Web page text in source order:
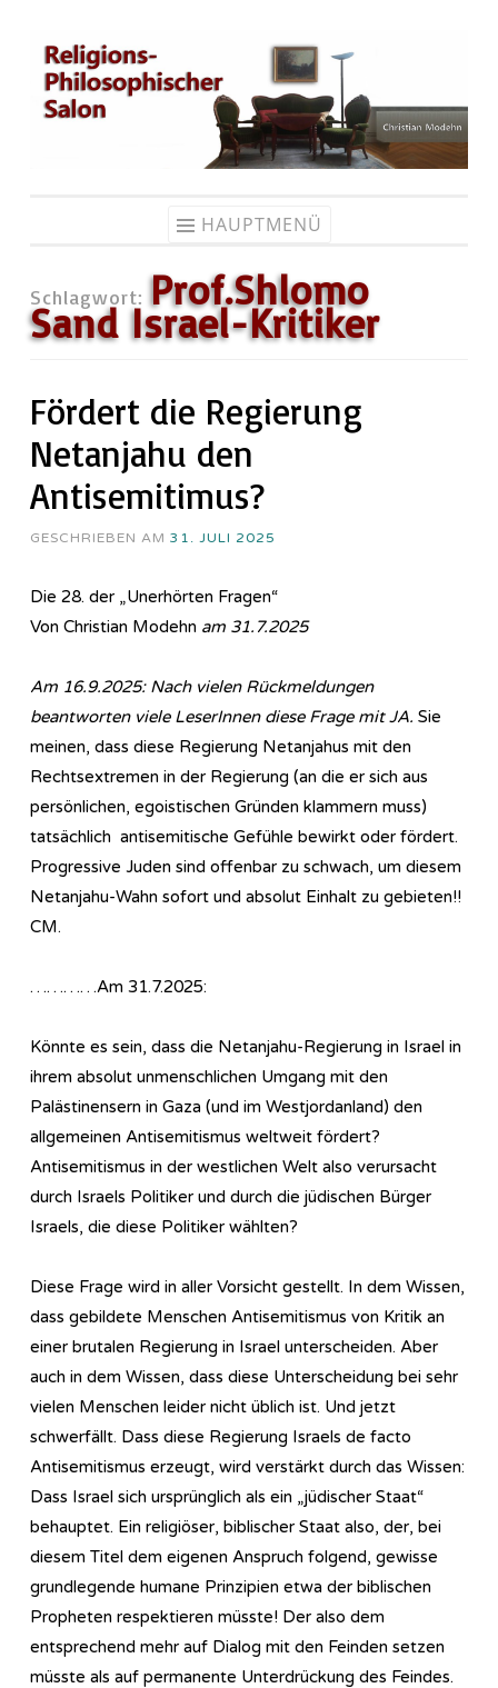
Zum
Inhalt
springen
HAUPTMENÜ
Schlagwort: Prof.Shlomo
Sand Israel-Kritiker
Fördert die Regierung
Netanjahu den
Antisemitimus?
GESCHRIEBEN AM 31. JULI 2025
Die 28. der „Unerhörten Fragen“
Von Christian Modehn am 31.7.2025
Am 16.9.2025: Nach vielen Rückmeldungen
beantworten viele LeserInnen diese Frage mit JA. Sie
meinen, dass diese Regierung Netanjahus mit den
Rechtsextremen in der Regierung (an die er sich aus
persönlichen, egoistischen Gründen klammern muss)
tatsächlich antisemitische Gefühle bewirkt oder fördert.
Progressive Juden sind offenbar zu schwach, um diesem
Netanjahu-Wahn sofort und absolut Einhalt zu gebieten!!
CM.
…………Am 31.7.2025:
Könnte es sein, dass die Netanjahu-Regierung in Israel in
ihrem absolut unmenschlichen Umgang mit den
Palästinensern in Gaza (und im Westjordanland) den
allgemeinen Antisemitismus weltweit fördert?
Antisemitismus in der westlichen Welt also verursacht
durch Israels Politiker und durch die jüdischen Bürger
Israels, die diese Politiker wählten?
Diese Frage wird in aller Vorsicht gestellt. In dem Wissen,
dass gebildete Menschen Antisemitismus von Kritik an
einer brutalen Regierung in Israel unterscheiden. Aber
auch in dem Wissen, dass diese Unterscheidung bei sehr
vielen Menschen leider nicht üblich ist. Und jetzt
schwerfällt. Dass diese Regierung Israels de facto
Antisemitismus erzeugt, wird verstärkt durch das Wissen:
Dass Israel sich ursprünglich als ein „jüdischer Staat“
behauptet. Ein religiöser, biblischer Staat also, der, bei
diesem Titel dem eigenen Anspruch folgend, gewisse
grundlegende humane Prinzipien etwa der biblischen
Propheten respektieren müsste! Der also dem
entsprechend mehr auf Dialog mit den Feinden setzen
müsste als auf permanente Unterdrückung des Feindes.